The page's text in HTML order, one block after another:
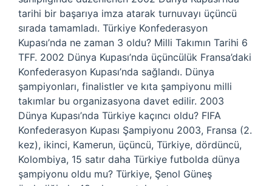
tarihi bir başarıya imza atarak turnuvayı üçüncü
sırada tamamladı. Türkiye Konfederasyon
Kupası’nda ne zaman 3 oldu? Milli Takımın Tarihi 6
TFF. 2002 Dünya Kupası’nda üçüncülük Fransa’daki
Konfederasyon Kupası’nda sağlandı. Dünya
şampiyonları, finalistler ve kıta şampiyonu milli
takımlar bu organizasyona davet edilir. 2003
Dünya Kupası’nda Türkiye kaçıncı oldu? FIFA
Konfederasyon Kupası Şampiyonu 2003, Fransa (2.
kez), ikinci, Kamerun, üçüncü, Türkiye, dördüncü,
Kolombiya, 15 satır daha Türkiye futbolda dünya
şampiyonu oldu mu? Türkiye, Şenol Güneş